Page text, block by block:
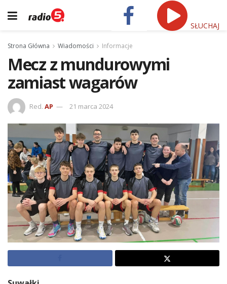
SŁUCHAJ
Strona Główna Wiadomości Informacje
Mecz z mundurowymi
zamiast wagarów
Red. AP 21 marca 2024